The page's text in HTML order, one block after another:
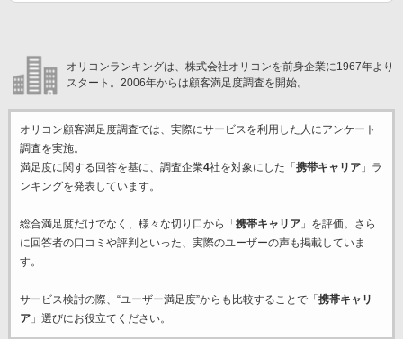
オリコンランキングは、株式会社オリコンを前身企業に1967年より
スタート。2006年からは顧客満足度調査を開始。
オリコン顧客満足度調査では、実際にサービスを利用した 人にアンケート
調査を実施。
満足度に関する回答を基に、調査企業4社を対象にした「 携帯キャリア」ラ
ンキングを発表しています。
総合満足度だけでなく、様々な切り口から「 携帯キャリア」を評価。さら
に回答者の口コミや評判といった、実際のユーザーの声も掲載していま
す。
サービス検討の際、“ユーザー満足度”からも比較することで「 携帯キャリ
ア」選びにお役立てください。